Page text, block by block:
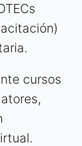
cursos